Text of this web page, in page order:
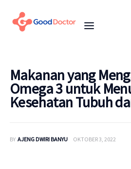
Untuk Bisnis
Makanan yang
Omega 3 untuk
Kesehatan Tubuh
BY AJENG DWIRI BANYU OKTOBER 3, 2022